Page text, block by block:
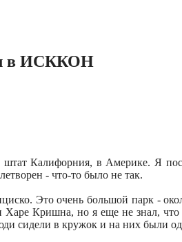
в ИСККОН
Калифорния, в Америке. Я
- что-то было не так.
Это очень большой парк -
Кришна, но я еще не знал,
сидели в кружок и на них были